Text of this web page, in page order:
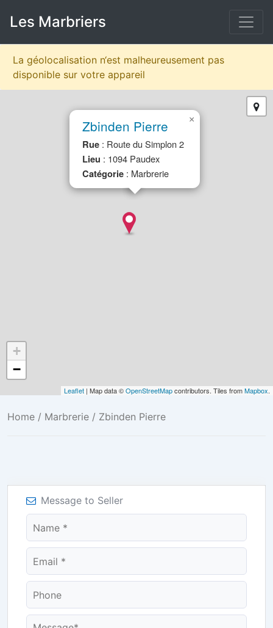
Les Marbriers
La géolocalisation n‘est malheureusement pas
disponible sur votre appareil
Zbinden Pierre
Rue : Route du Simplon 2
Lieu : 1094 Paudex
Catégorie : Marbrerie
×
+
−
Leaflet | Map data ©OpenStreetMapcontributors. Tiles fromMapbox.
Home / Marbrerie / Zbinden Pierre
Message to Seller
Message